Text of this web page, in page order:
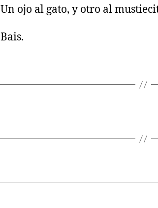
Un ojo al gato, y otro al
Bais.